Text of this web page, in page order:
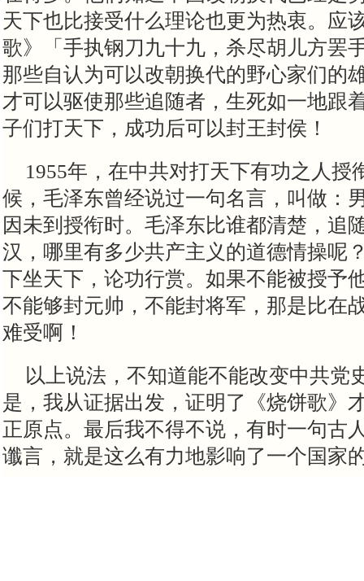
天下也比接受什么理论也更为热衷。应
歌》「手执钢刀九十九， 杀尽胡儿方罢
那些自认为可以改朝换代的野心家们的
才可以驱使那些追随者，生死如一地跟
子们打天下，成功后可以封王封侯！
1955年，在中共对打天下有功之人授
候，毛泽东曾经说过一句名言，叫做：
因未到授衔时。毛泽东比谁都清楚，追
汉，哪里有多少共产主义的道德情操呢
下坐天下，论功行赏。如果不能被授予
不能够封元帅，不能封将军，那是比在
难受啊！
以上说法，不知道能不能改变中共党
是，我从证据出发，证明了《烧饼歌》
正原点。最后我不得不说，有时一句古
谶言，就是这么有力地影响了一个国家